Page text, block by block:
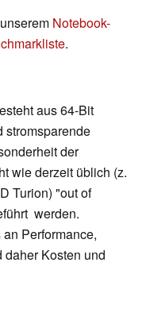
Notebook-
.
aus 64-Bit
stromsparende
der
wie derzeit üblich (z.
Turion) "out of
werden.
Performance,
daher Kosten und